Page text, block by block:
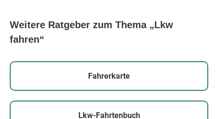
Weitere Ratgeber zum Thema „Lkw
fahren“
Fahrerkarte
Lkw-Fahrtenbuch